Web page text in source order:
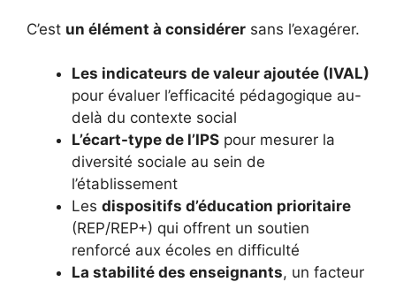
C’est un élément à considérer sans l’exagérer.
Les indicateurs de valeur ajoutée (IVAL)
pour évaluer l’efficacité pédagogique au-
delà du contexte social
L’écart-type de l’IPS pour mesurer la
diversité sociale au sein de
l’établissement
Les dispositifs d’éducation prioritaire
(REP/REP+) qui offrent un soutien
renforcé aux écoles en difficulté
La stabilité des enseignants, un facteur